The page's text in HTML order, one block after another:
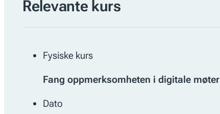
Relevante kurs
Fysiske kurs
Fang oppmerksomheten i digitale møter
Dato